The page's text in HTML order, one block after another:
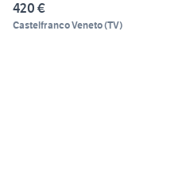
420 €
Castelfranco Veneto(TV)